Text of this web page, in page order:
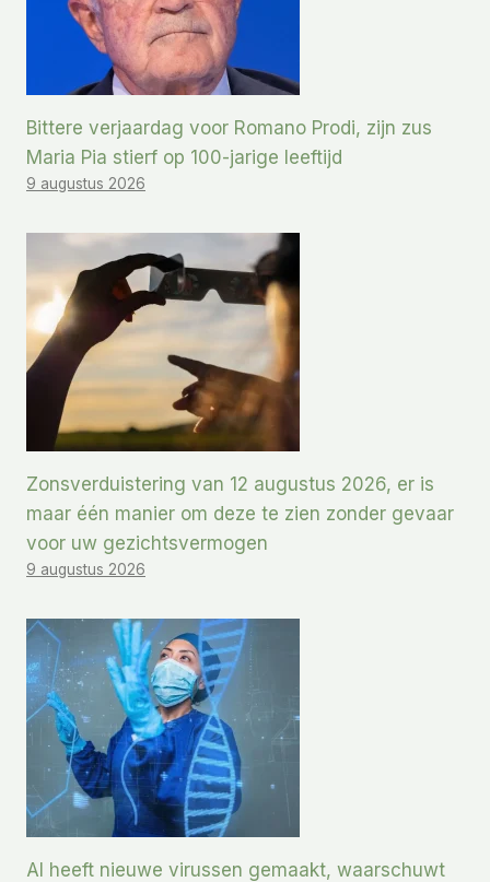
Bittere verjaardag voor Romano Prodi, zijn zus
Maria Pia stierf op 100-jarige leeftijd
9 augustus 2026
Zonsverduistering van 12 augustus 2026, er is
maar één manier om deze te zien zonder gevaar
voor uw gezichtsvermogen
9 augustus 2026
AI heeft nieuwe virussen gemaakt, waarschuwt